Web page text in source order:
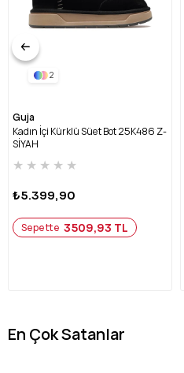
2
Guja
Kadın İçi Kürklü Süet Bot 25K486 Z-
SİYAH
★ ★ ★ ★ ★
₺5.399,90
Sepette 3509,93 TL
En Çok Satanlar